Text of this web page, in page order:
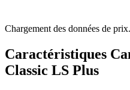
Chargement des données de
Caractéristiques
Classic LS Plus